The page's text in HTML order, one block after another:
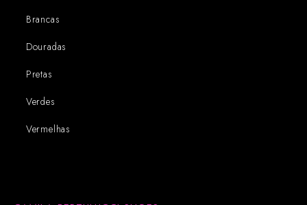
Brancas
Douradas
Pretas
Verdes
Vermelhas